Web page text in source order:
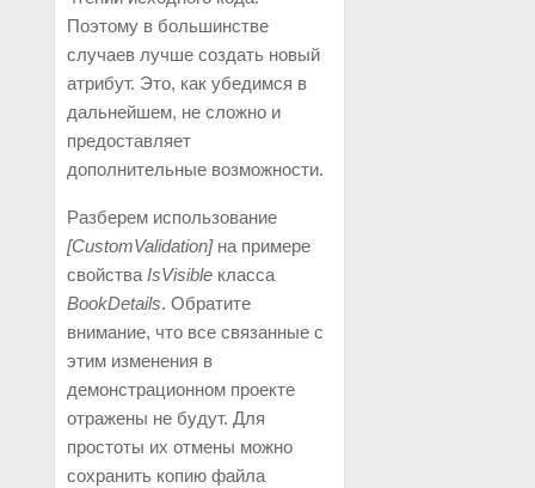
Поэтому в большинстве
случаев лучше создать новый
атрибут. Это, как убедимся в
дальнейшем, не сложно и
предоставляет
дополнительные возможности.
Разберем использование
[CustomValidation]на примере
свойства IsVisibleкласса
BookDetails. Обратите
внимание, что все связанные с
этим изменения в
демонстрационном проекте
отражены не будут. Для
простоты их отмены можно
сохранить копию файла